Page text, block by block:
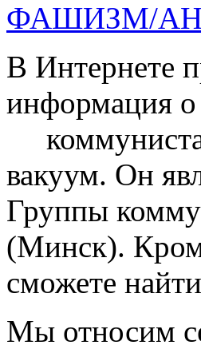
ФАШИЗМ/
В Интернете
информация о
вакуум. Он
Группы
(Минск).
сможете
Мы относим